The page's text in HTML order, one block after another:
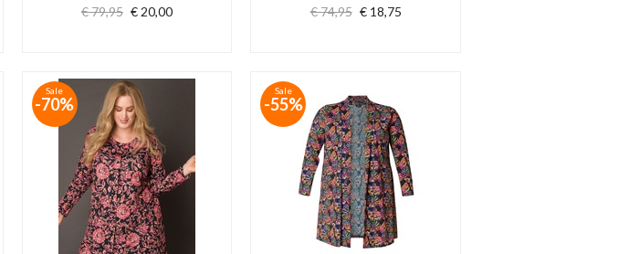
€ 79,95 € 20,00 € 74,95 € 18,75
Sale
-70%
Sale
-55%